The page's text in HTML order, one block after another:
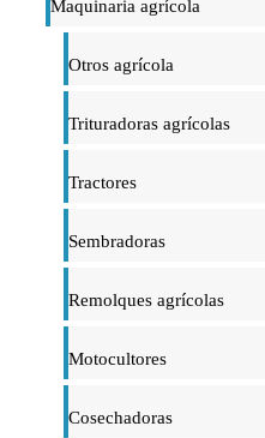
Maquinaria agrícola
Otros agrícola
Trituradoras agrícolas
Tractores
Sembradoras
Remolques agrícolas
Motocultores
Cosechadoras